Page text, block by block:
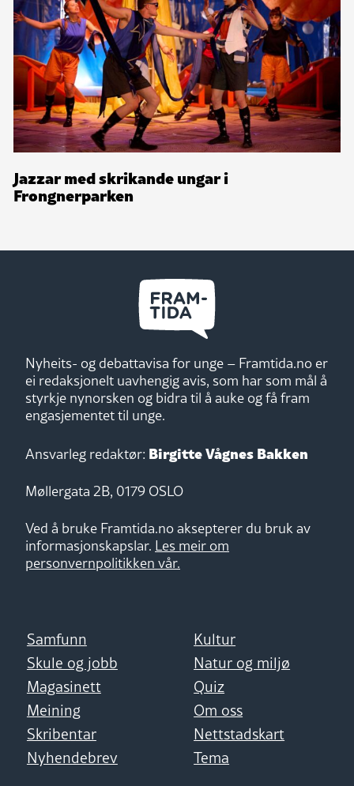
Jazzar med skrikande ungar i
Frongnerparken
Nyheits- og debattavisa for unge – Framtida.no er
ei redaksjonelt uavhengig avis, som har som mål å
styrkje nynorsken og bidra til å auke og få fram
engasjementet til unge.
Ansvarleg redaktør: Birgitte Vågnes Bakken
Møllergata 2B, 0179 OSLO
Ved å bruke Framtida.no aksepterer du bruk av
informasjonskapslar. Les meir om
personvernpolitikken vår.
Samfunn
Kultur
Skule og jobb
Natur og miljø
Magasinett
Quiz
Meining
Om oss
Skribentar
Nettstadskart
Nyhendebrev
Tema